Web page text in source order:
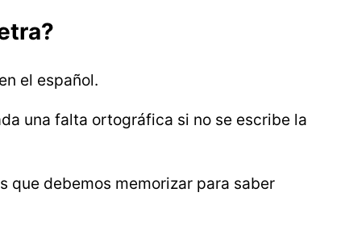
el español.
una falta ortográfica si no se escribe la
que debemos memorizar para saber